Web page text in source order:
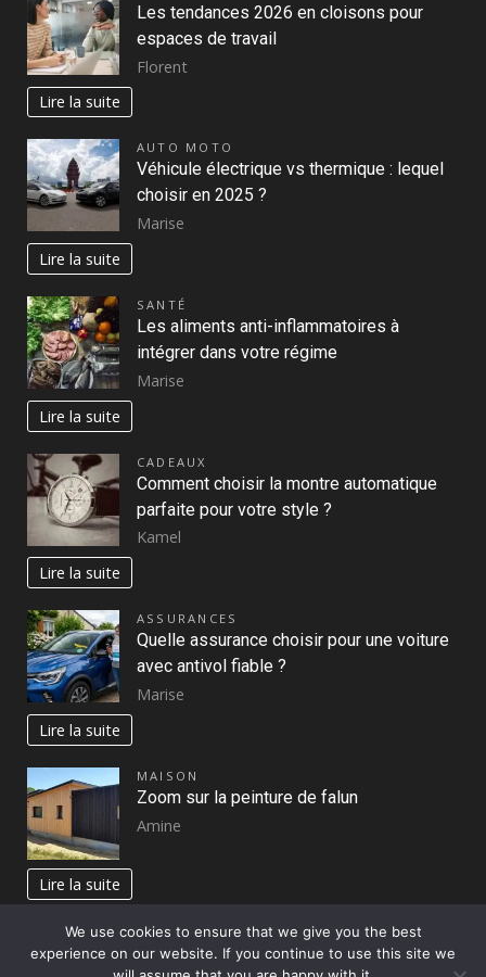
Les tendances 2026 en cloisons pour
espaces de travail
Florent
Lire la suite
AUTO MOTO
Véhicule électrique vs thermique : lequel
choisir en 2025 ?
Marise
Lire la suite
SANTÉ
Les aliments anti-inflammatoires à
intégrer dans votre régime
Marise
Lire la suite
CADEAUX
Comment choisir la montre automatique
parfaite pour votre style ?
Kamel
Lire la suite
ASSURANCES
Quelle assurance choisir pour une voiture
avec antivol fiable ?
Marise
Lire la suite
MAISON
Zoom sur la peinture de falun
Amine
Lire la suite
Copyright © All rights reserved.|DarkNews
We use cookies to ensure that we give you the best
experience on our website. If you continue to use this site we